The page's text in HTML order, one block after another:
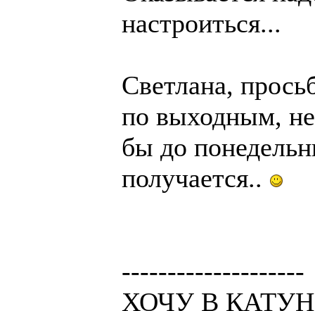
настроиться...
Светлана,
по выходным, не
бы до
получается..
--------------------
ХОЧУ В